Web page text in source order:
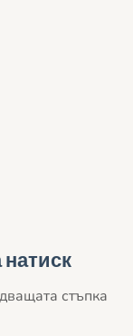
стъпка